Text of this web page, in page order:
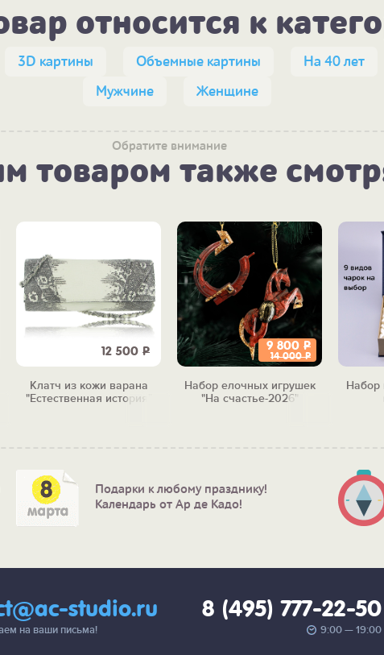
относится к
3D картины Объемные картины На 40 лет
Мужчине
Женщине
Обратите внимание
товаром также
12 500 Р
Клатч из кожи варана
"Естественная история"
9 800 Р
14 000Р
Набор елочных игрушек
"На счастье-2026"
Набор
Подарки к любому празднику!
Календарь от Ар де Кадо!
studio.ru
на ваши письма!
8 (495) 777-22-50
9:00 — 19:00